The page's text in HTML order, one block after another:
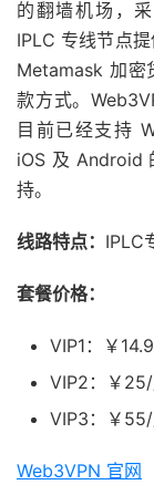
的翻墙机场，
IPLC 专线节点
Metamask 加密
款方式。
目前已经支持
iOS 及 Android
持。
线路特点： IPLC
套餐价格：
VIP1：￥
VIP2：￥25/
VIP3：￥55/
Web3VPN 官网